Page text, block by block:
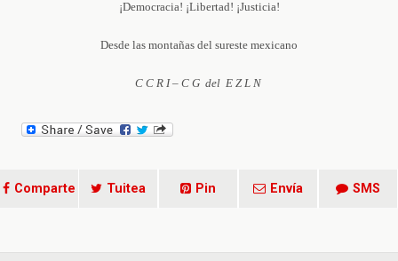
¡Democracia! ¡Libertad! ¡Justicia!
Desde las montañas del sureste mexicano
C C R I – C G del E Z L N
Comparte Tuitea Pin Envía SMS